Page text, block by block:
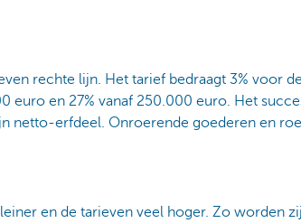
rechte lijn. Het tarief bedraagt 3% voor
euro en 27% vanaf 250.000 euro. Het
netto-erfdeel. Onroerende goederen en
en de tarieven veel hoger. Zo worden